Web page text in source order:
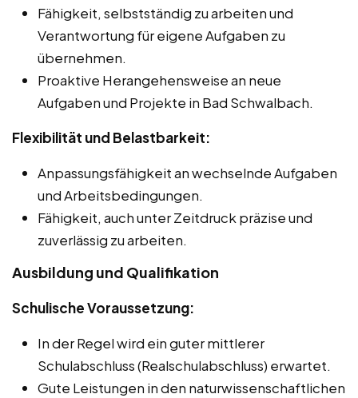
Fähigkeit, selbstständig zu arbeiten und
Verantwortung für eigene Aufgaben zu
übernehmen.
Proaktive Herangehensweise an neue
Aufgaben und Projekte in Bad Schwalbach.
Flexibilität und Belastbarkeit:
Anpassungsfähigkeit an wechselnde Aufgaben
und Arbeitsbedingungen.
Fähigkeit, auch unter Zeitdruck präzise und
zuverlässig zu arbeiten.
Ausbildung und Qualifikation
Schulische Voraussetzung:
In der Regel wird ein guter mittlerer
Schulabschluss (Realschulabschluss) erwartet.
Gute Leistungen in den naturwissenschaftlichen